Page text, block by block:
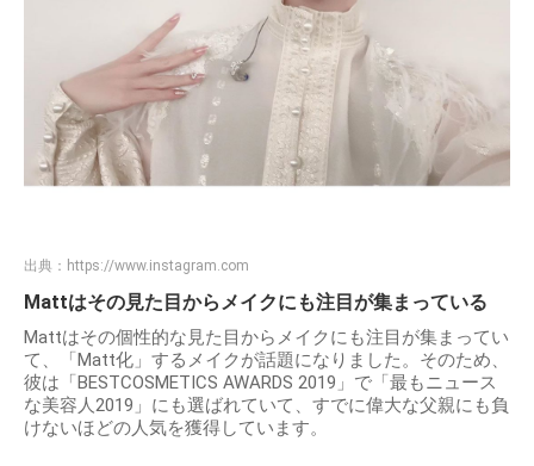
出典： https://www.instagram.com
Mattはその見た目からメイクにも注目が集まっている
Mattはその個性的な見た目からメイクにも注目が集まってい
て、「Matt化」するメイクが話題になりました。そのため、
彼は「BESTCOSMETICS AWARDS 2019」で「最もニュース
な美容人2019」にも選ばれていて、すでに偉大な父親にも負
けないほどの人気を獲得しています。